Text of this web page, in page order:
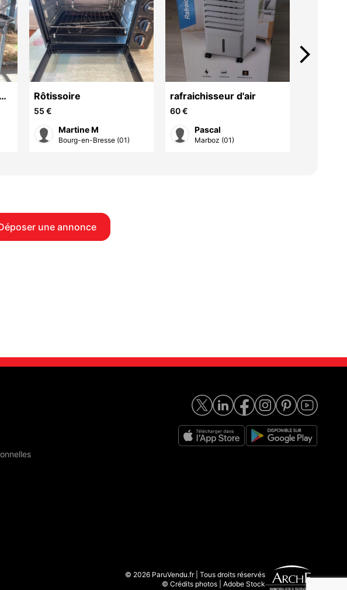
Rôtissoire
55 €
Martine M
Bourg-en-Bresse (01)
rafraichisseur d'air
60 €
Pascal
Marboz (01)
arrow_forward_ios
une annonce
© 2026 ParuVendu.fr | Tous droits réservés
© Crédits photos | Adobe Stock